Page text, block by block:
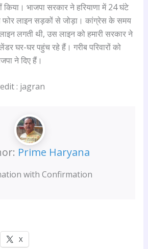
भाजपा सरकार ने हरियाणा में 24 घंटे
फोर लाइन सड़कों से जोड़ा। कांग्रेस के समय
लगती थी, उस लाइन को हमारी सरकार ने
घर-घर पहुंच रहे हैं। गरीब परिवारों को
ने दिए हैं।
: jagran
Prime Haryana
with Confirmation
X